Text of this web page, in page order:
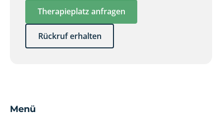
Therapieplatz anfragen
Rückruf erhalten
Menü